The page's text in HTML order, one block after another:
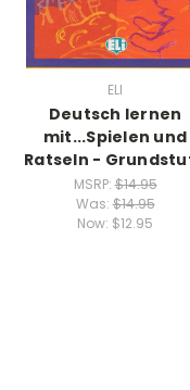
ELI
Deutsch lernen
mit...Spielen und
Ratseln -
MSRP:$14.95
Was:$14.95
Now: $12.95